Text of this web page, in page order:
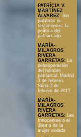
PATRÍCIA V.
MARTÍNEZ
ÀLVAREZ: Sin
palabras ni
testimonios: la
política del
patriarcado
MARÍA-
MILAGROS
RIVERA
GARRETAS: La
desesperación
del hombre
patriarcal: Madrid
3 de febrero,
Súria 7 de
febrero de 2017
MARÍA-
MILAGROS
RIVERA
GARRETAS: Les
Innocentes o el
dilema de la
mujer violada